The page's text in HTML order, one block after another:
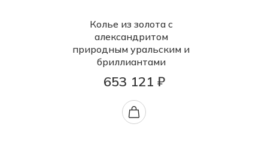
Колье из золота с
александритом
природным уральским и
бриллиантами
653 121 ₽